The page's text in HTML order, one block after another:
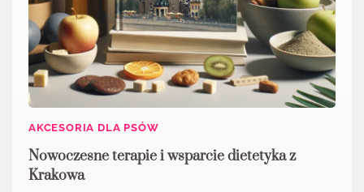
AKCESORIA DLA PSÓW
Nowoczesne terapie i wsparcie dietetyka z
Krakowa